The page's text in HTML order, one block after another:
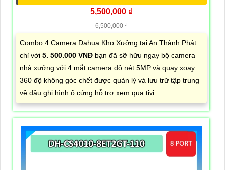
5,500,000 ₫
6,500,000 ₫
Combo 4 Camera Dahua Kho Xưởng tại An Thành Phát
chỉ với 5. 500.000 VNĐ bạn đã sỡ hữu ngay bộ camera
nhà xưởng với 4 mắt camera độ nét 5MP và quay xoay
360 độ không góc chết được quản lý và lưu trữ tập trung
về đầu ghi hình ổ cứng hỗ trợ xem qua tivi